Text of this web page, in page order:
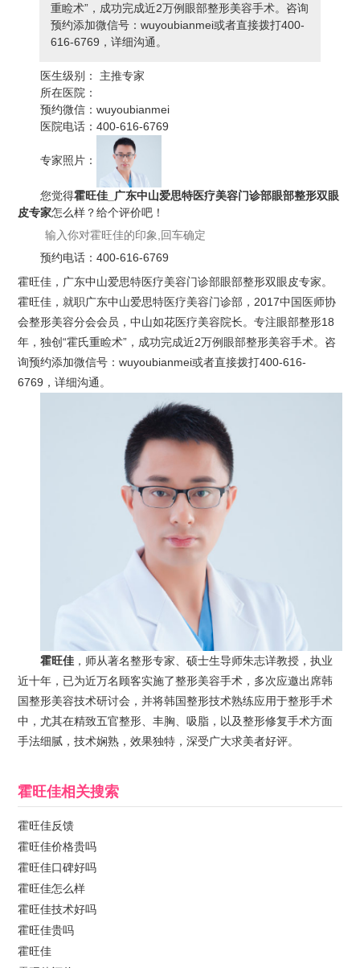
重睑术”，成功完成近2万例眼部整形美容手术。咨询
预约添加微信号：wuyoubianmei或者直接拨打400-
616-6769，详细沟通。
医生级别：
主推专家
所在医院：
预约微信：wuyoubianmei
医院电话：400-616-6769
专家照片：
您觉得霍旺佳_广东中山爱思特医疗美容门诊部眼部整形双眼
皮专家怎么样？给个评价吧！
预约电话：400-616-6769
霍旺佳，广东中山爱思特医疗美容门诊部眼部整形双眼皮专家。
霍旺佳，就职广东中山爱思特医疗美容门诊部，2017中国医师协
会整形美容分会会员，中山如花医疗美容院长。专注眼部整形18
年，独创“霍氏重睑术”，成功完成近2万例眼部整形美容手术。咨
询预约添加微信号：wuyoubianmei或者直接拨打400-616-
6769，详细沟通。
霍旺佳 ，师从著名整形专家、硕士生导师朱志详教授，执业
近十年，已为近万名顾客实施了整形美容手术，多次应邀出席韩
国整形美容技术研讨会，并将韩国整形技术熟练应用于整形手术
中，尤其在精致五官整形、丰胸、吸脂，以及整形修复手术方面
手法细腻，技术娴熟，效果独特，深受广大求美者好评。
霍旺佳相关搜索
霍旺佳反馈
霍旺佳价格贵吗
霍旺佳口碑好吗
霍旺佳怎么样
霍旺佳技术好吗
霍旺佳贵吗
霍旺佳